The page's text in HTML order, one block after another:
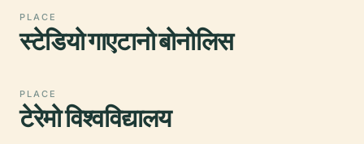
PLACE
स्टेडियो गाएटानो बोनोलिस
PLACE
टेरेमो विश्वविद्यालय